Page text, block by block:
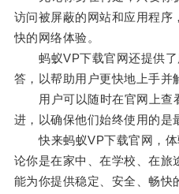
访问被屏蔽的网站和应用程序
快的网络体验。
蚂蚁VP下载官网还提供了
答，以帮助用户更快地上手并
用户可以随时在官网上查
进，以确保他们始终使用的是
快来蚂蚁VP下载官网，体
论你是在家中、在学校、在旅
能为你提供稳定、安全、畅快